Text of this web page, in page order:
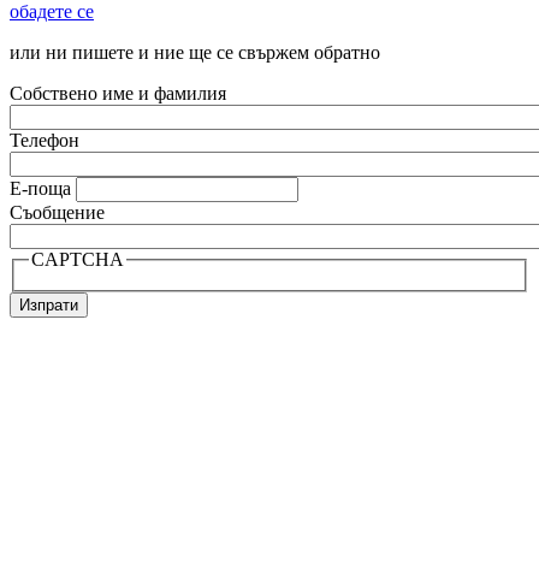
обадете се
или ни пишете и ние ще се свържем обратно
Собствено име и фамилия
Телефон
Е-поща
Съобщение
CAPTCHA